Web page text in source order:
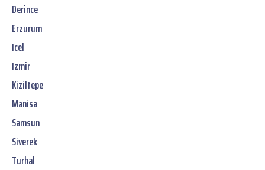
Derince
Erzurum
Icel
Izmir
Kiziltepe
Manisa
Samsun
Siverek
Turhal